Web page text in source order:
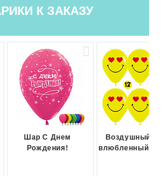
К ЗАКАЗУ
Шар С Днем
Рождения!
Воздушный
влюбленный